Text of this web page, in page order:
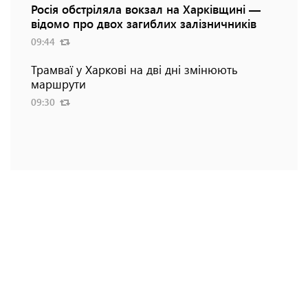
Росія обстріляла вокзал на Харківщині —
відомо про двох загиблих залізничників
09:44
Трамваї у Харкові на дві дні змінюють
маршрути
09:30